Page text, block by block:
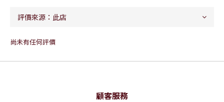
尚未有任何評價
顧客服務